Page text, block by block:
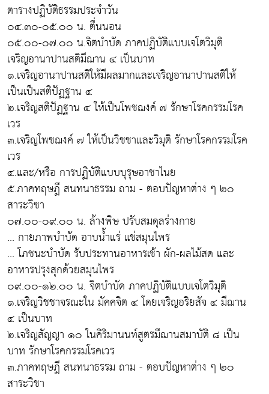
ตารางปฏิบัติธรรมประจำวัน
๐๔.๓๐-๐๕.๐๐ น. ตื่นนอน
๐๕.๐๐-๐๗.๐๐ น.จิตบำบัด ภาคปฏิบัติแบบเจโตวิมุติ
เจริญอานาปานสติมีฌาน ๔ เป็นบาท
๑.เจริญอานาปานสติให้มีผลมากและเจริญอานาปานสติให้
เป็นเป็นสติปัฏฐาน ๔
๒.เจริญสติปัฏฐาน ๔ ให้เป็นโพชฌงค์ ๗ รักษาโรคกรรมโรค
เวร
๓.เจริญโพชฌงค์ ๗ ให้เป็นวิชชาและวิมุติ รักษาโรคกรรมโรค
เวร
๔.และ/หรือ การปฏิบัติแบบบุรุษอาชาไนย
๕.ภาคทฤษฎี สนทนาธรรม ถาม - ตอบปัญหาต่าง ๆ ๒๐
สาระวิชา
๐๗.๐๐-๐๙.๐๐ น. ล้างพิษ ปรับสมดุลร่างกาย
... กายภาพบำบัด อาบน้ำแร่ แช่สมุนไพร
... โภชนะบำบัด รับประทานอาหารเช้า ผัก-ผลไม้สด และ
อาหารปรุงสุกด้วยสมุนไพร
๐๙.๐๐-๑๒.๐๐ น. จิตบำบัด ภาคปฏิบัติแบบเจโตวิมุติ
๑.เจริญวิชชาจรณะใน มัคคจิต ๔ โดยเจริญอริยสัจ ๔ มีฌาน
๔ เป็นบาท
๒.เจริญสัญญา ๑๐ ในคิริมานนท์สูตรมีฌานสมาบัติ ๘ เป็น
บาท รักษาโรคกรรมโรคเวร
๓.ภาคทฤษฎี สนทนาธรรม ถาม - ตอบปัญหาต่าง ๆ ๒๐
สาระวิชา